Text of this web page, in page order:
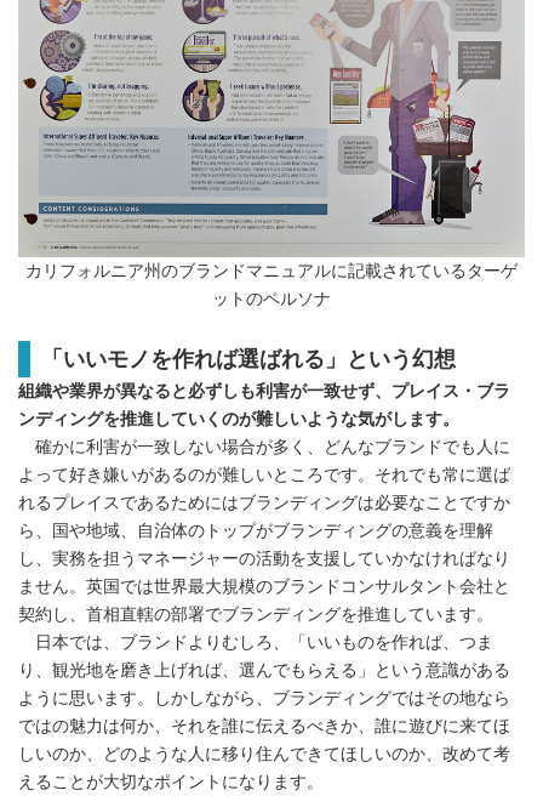
カリフォルニア州のブランドマニュアルに記載されているターゲ
ットのペルソナ
「いいモノを作れば選ばれる」という幻想
組織や業界が異なると必ずしも利害が一致せず、プレイス・ブラ
ンディングを推進していくのが難しいような気がします。
確かに利害が一致しない場合が多く、どんなブランドでも人に
よって好き嫌いがあるのが難しいところです。それでも常に選ば
れるプレイスであるためにはブランディングは必要なことですか
ら、国や地域、自治体のトップがブランディングの意義を理解
し、実務を担うマネージャーの活動を支援していかなければなり
ません。英国では世界最大規模のブランドコンサルタント会社と
契約し、首相直轄の部署でブランディングを推進しています。
日本では、ブランドよりむしろ、「いいものを作れば、つま
り、観光地を磨き上げれば、選んでもらえる」という意識がある
ように思います。しかしながら、ブランディングではその地なら
ではの魅力は何か、それを誰に伝えるべきか、誰に遊びに来てほ
しいのか、どのような人に移り住んできてほしいのか、改めて考
えることが大切なポイントになります。